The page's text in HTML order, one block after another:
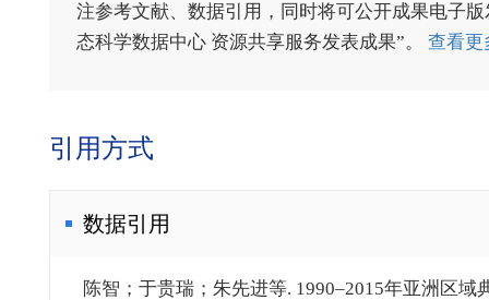
注参考文献、数据引用，同时将可公开成果电子
态科学数据中心 资源共享服务发表成果”。 查看
引用方式
数据引用
陈智；于贵瑞；朱先进等. 1990–2015年亚洲区